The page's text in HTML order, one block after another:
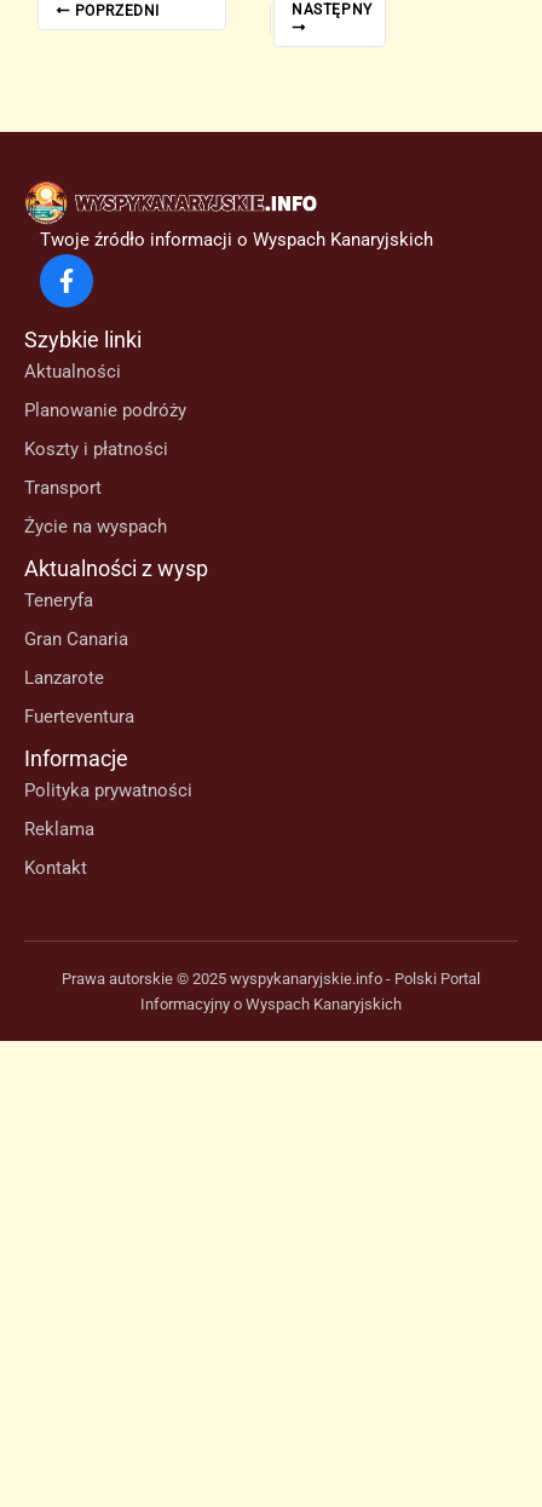
POPRZEDNI NASTĘPNY
Twoje źródło informacji o Wyspach Kanaryjskich
Szybkie linki
Aktualności
Planowanie podróży
Koszty i płatności
Transport
Życie na wyspach
Aktualności z wysp
Teneryfa
Gran Canaria
Lanzarote
Fuerteventura
Informacje
Polityka prywatności
Reklama
Kontakt
Prawa autorskie © 2025 wyspykanaryjskie.info - Polski Portal
Informacyjny o Wyspach Kanaryjskich